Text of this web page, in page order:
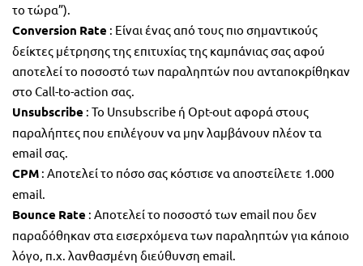
το τώρα”).
Conversion Rate : Είναι ένας από τους πιο σημαντικούς
δείκτες μέτρησης της επιτυχίας της καμπάνιας σας αφού
αποτελεί το ποσοστό των παραληπτών που ανταποκρίθηκαν
στο Call-to-action σας.
Unsubscribe : Το Unsubscribe ή Opt-out αφορά στους
παραλήπτες που επιλέγουν να μην λαμβάνουν πλέον τα
email σας.
CPM : Αποτελεί το πόσο σας κόστισε να αποστείλετε 1.000
email.
Bounce Rate : Αποτελεί το ποσοστό των email που δεν
παραδόθηκαν στα εισερχόμενα των παραληπτών για κάποιο
λόγο, π.χ. λανθασμένη διεύθυνση email.